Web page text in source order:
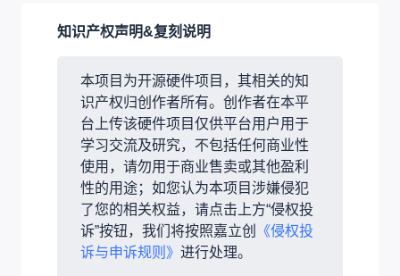
知识产权声明&复刻说明
本项目为开源硬件项目，其相关的知
识产权归创作者所有。创作者在本平
台上传该硬件项目仅供平台用户用于
学习交流及研究，不包括任何商业性
使用，请勿用于商业售卖或其他盈利
性的用途；如您认为本项目涉嫌侵犯
了您的相关权益，请点击上方“侵权投
诉”按钮，我们将按照嘉立创
《侵权投
诉与申诉规则》 进行处理。